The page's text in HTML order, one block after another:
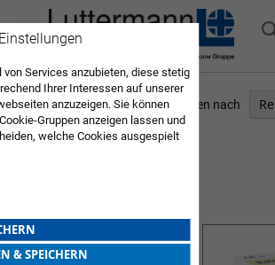
Sortieren nach
ARZTBEDARF
Services anzubieten, diese stetig
Ihrer Interessen auf unserer
anzuzeigen. Sie können
Gruppen anzeigen lassen und
welche Cookies ausgespielt
& SPEICHERN